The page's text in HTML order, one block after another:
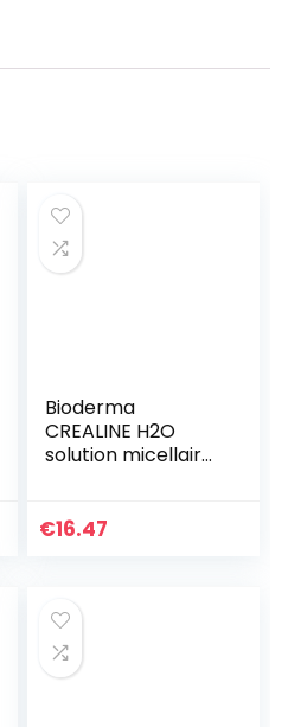
Bioderma
CREALINE H2O
solution micellaire
€16.47